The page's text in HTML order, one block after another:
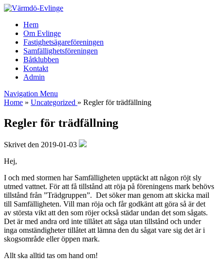
Hem
Om Evlinge
Fastighetsägareföreningen
Samfällighetsföreningen
Båtklubben
Kontakt
Admin
Navigation Menu
Home » Uncategorized » Regler för trädfällning
Regler för trädfällning
Skrivet den 2019-01-03
Hej,
I och med stormen har Samfälligheten upptäckt att någon röjt sly
utmed vattnet. För att få tillstånd att röja på föreningens mark behövs
tillstånd från ”Trädgruppen”. Det söker man genom att skicka mail
till Samfälligheten. Vill man röja och får godkänt att göra så är det
av största vikt att den som röjer också städar undan det som sågats.
Det är med andra ord inte tillåtet att såga utan tillstånd och under
inga omständigheter tillåtet att lämna den du sågat vare sig det är i
skogsområde eller öppen mark.
Allt ska alltid tas om hand om!